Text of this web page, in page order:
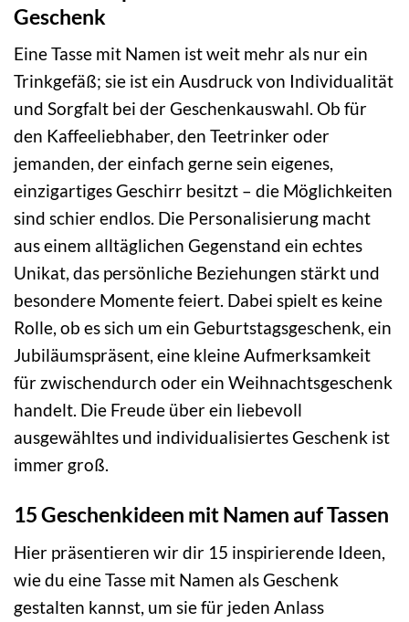
Geschenk
Eine Tasse mit Namen ist weit mehr als nur ein
Trinkgefäß; sie ist ein Ausdruck von Individualität
und Sorgfalt bei der Geschenkauswahl. Ob für
den Kaffeeliebhaber, den Teetrinker oder
jemanden, der einfach gerne sein eigenes,
einzigartiges Geschirr besitzt – die Möglichkeiten
sind schier endlos. Die Personalisierung macht
aus einem alltäglichen Gegenstand ein echtes
Unikat, das persönliche Beziehungen stärkt und
besondere Momente feiert. Dabei spielt es keine
Rolle, ob es sich um ein Geburtstagsgeschenk, ein
Jubiläumspräsent, eine kleine Aufmerksamkeit
für zwischendurch oder ein Weihnachtsgeschenk
handelt. Die Freude über ein liebevoll
ausgewähltes und individualisiertes Geschenk ist
immer groß.
15 Geschenkideen mit Namen auf Tassen
Hier präsentieren wir dir 15 inspirierende Ideen,
wie du eine Tasse mit Namen als Geschenk
gestalten kannst, um sie für jeden Anlass